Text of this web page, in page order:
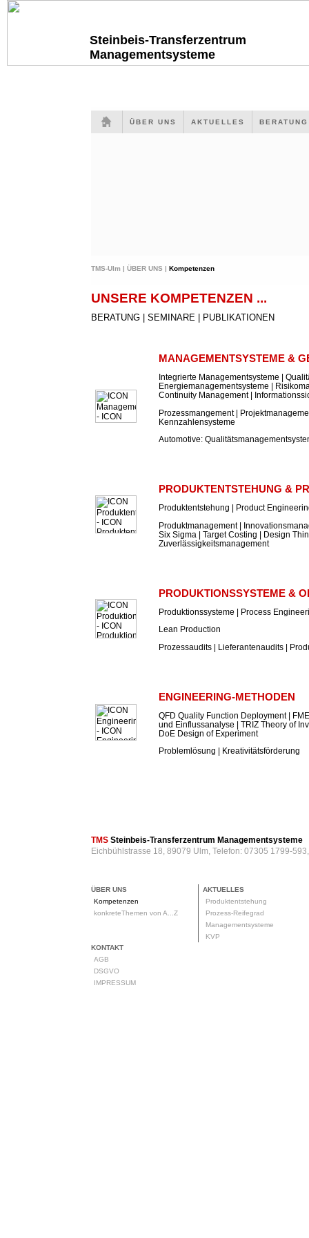
Steinbeis-Transferzentrum
Managementsysteme
ÜBER UNS AKTUELLES
TMS-Ulm | ÜBER UNS | Kompetenzen
UNSERE KOMPETENZEN ...
BERATUNG | SEMINARE | PUBLIKATIONEN
MANAGEMENTSYSTEME &
Integrierte Managementsysteme |
Energiemanagementsysteme |
Continuity Management |
Prozessmangement |
Kennzahlensysteme
Automotive:
PRODUKTENTSTEHUNG &
Produktentstehung | Product
Produktmanagement |
Six Sigma | Target Costing | Design
Zuverlässigkeitsmanagement
PRODUKTIONSSYSTEME &
Produktionssysteme | Process
Lean Production
Prozessaudits | Lieferantenaudits |
ENGINEERING-METHODEN
QFD Quality Function Deployment |
und Einflussanalyse | TRIZ Theory of
DoE Design of Experiment
Problemlösung | Kreativitätsförderung
TMS Steinbeis-Transferzentrum Managementsysteme
Eichbühlstrasse 18, 89079 Ulm, Telefon: 07305 1799-
ÜBER UNS
Kompetenzen
konkreteThemen von A...Z
AKTUELLES
Produktentstehung
Prozess-Reifegrad
Managementsysteme
KVP
KONTAKT
AGB
DSGVO
IMPRESSUM